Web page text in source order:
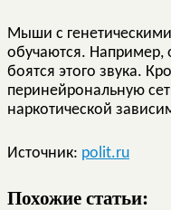
Мыши с
обучаются. Например,
боятся этого звука.
перинейрональную
наркотической
Источник: polit.ru
Похожие статьи: